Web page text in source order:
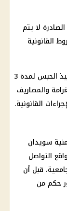
لا يتم
القانونية
وفي هذه القضية، أمرت المحكمة بإيقاف تنفيذ الحبس لمدة 3
والمصاريف
القانونية.
سويدان
التواصل
قبل أن
حكم من